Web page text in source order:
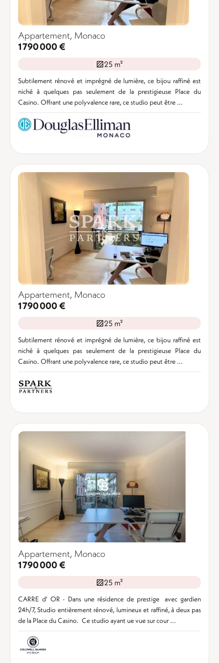
Appartement, Monaco
1 790 000 €
25 m²
Subtilement rénové et imprégné de lumière, ce bijou raffiné est
niché à quelques pas seulement de la prestigieuse Place du
Casino. Offrant une polyvalence rare, ce studio peut être ...
Appartement, Monaco
1 790 000 €
25 m²
Subtilement rénové et imprégné de lumière, ce bijou raffiné est
niché à quelques pas seulement de la prestigieuse Place du
Casino. Offrant une polyvalence rare, ce studio peut être ...
Appartement, Monaco
1 790 000 €
25 m²
CARRE d' OR - Dans une résidence de prestige avec gardien
24h/7, Studio entièrement rénové, lumineux et raffiné, à deux pas
de la Place du Casino. Ce studio ayant ue vue sur cour ...